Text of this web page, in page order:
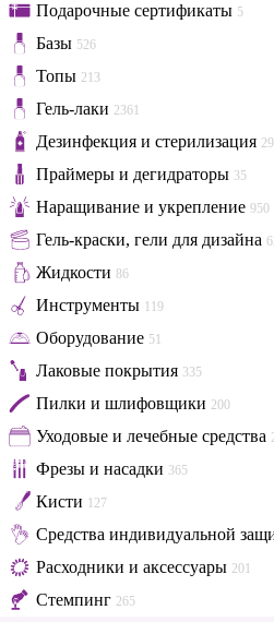
Подарочные сертификаты 5
Базы 526
Топы 213
Гель-лаки 2361
Дезинфекция и стерилизация 29
Праймеры и дегидраторы 35
Наращивание и укрепление 950
Гель-краски, гели для дизайна
Жидкости 86
Инструменты 119
Оборудование 51
Лаковые покрытия 335
Пилки и шлифовщики 200
Уходовые и лечебные средства
Фрезы и насадки 365
Кисти 127
Средства индивидуальной
Расходники и аксессуары 201
Стемпинг 265